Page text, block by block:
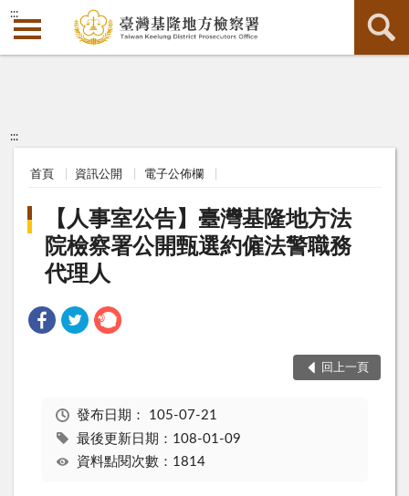
:::
:::
首頁 資訊公開 電子公佈欄
【人事室公告】臺灣基隆地方法
院檢察署公開甄選約僱法警職務
代理人
回上一頁
發布日期： 105-07-21
最後更新日期：108-01-09
資料點閱次數：1814